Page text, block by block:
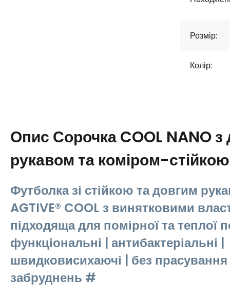
Розмір:
Колір:
Опис Сорочка COOL NANO
рукавом та коміром-
Футболка зі стійкою та довгим
AGTIVE® COOL з винятковими
підходяща для помірної та теплої
функціональні | антибактеріальні |
швидковисихаючі | без прасування
забруднень #